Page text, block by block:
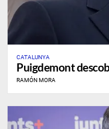
CATALUNYA
Puigdemont
RAMÓN MORA